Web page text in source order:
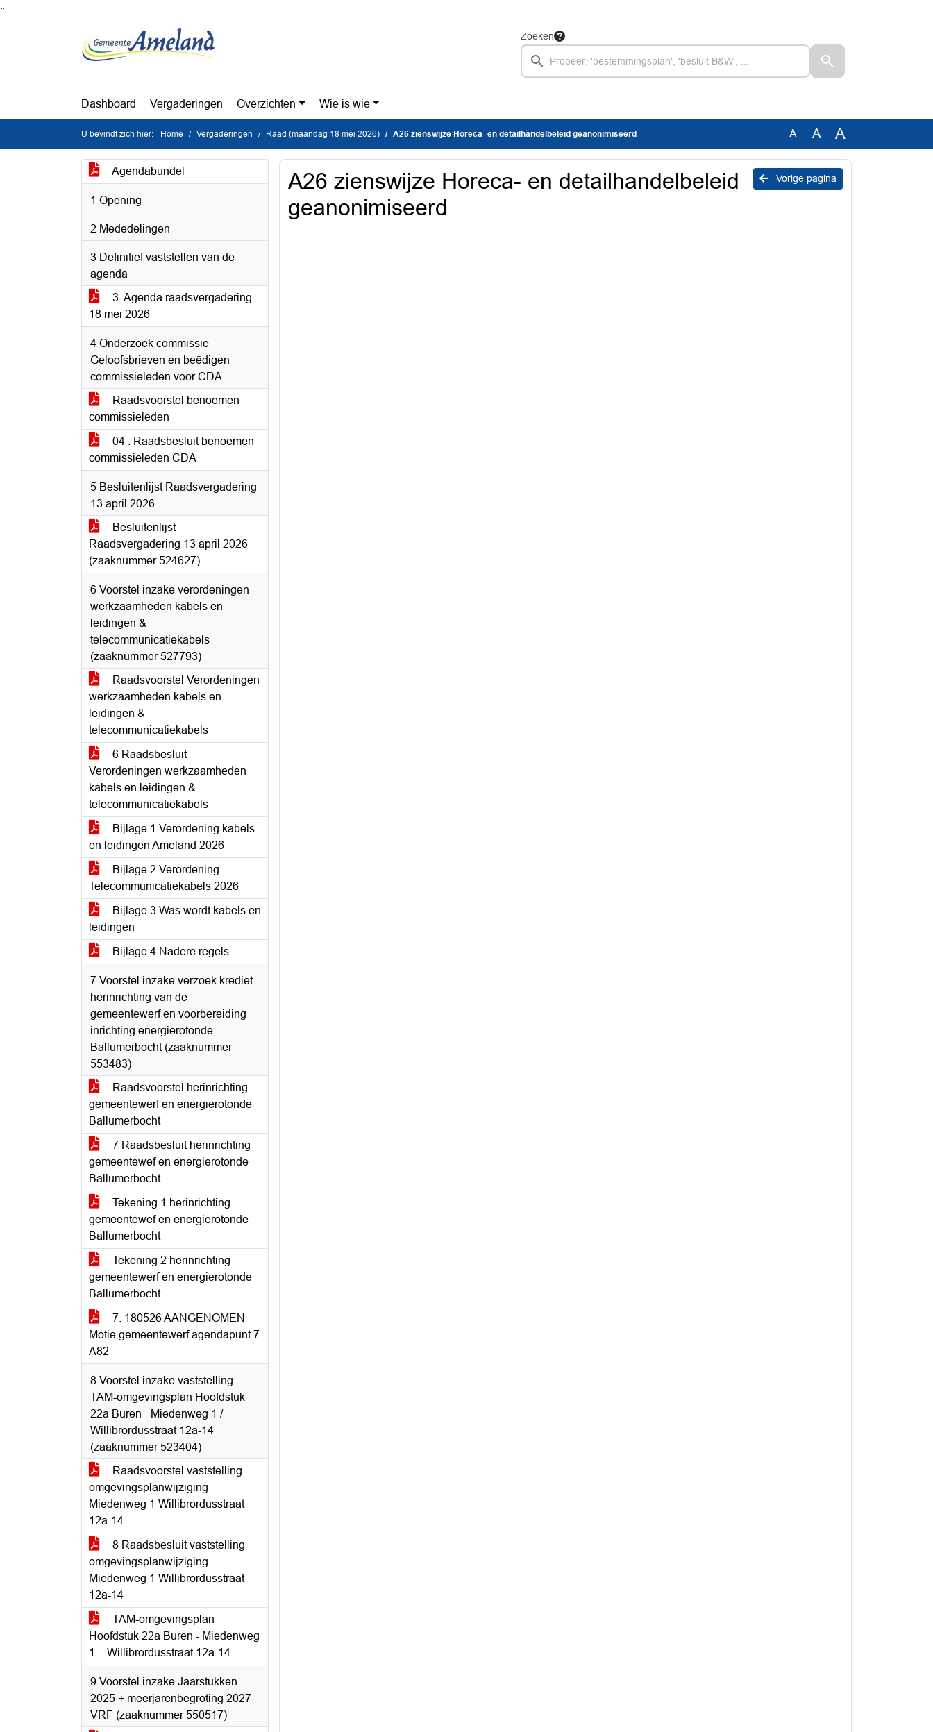
Zoeken
Dashboard Vergaderingen Overzichten Wie is wie
U bevindt zich hier: Home Vergaderingen Raad (maandag 18 mei 2026) A26 zienswijze Horeca- en detailhandelbeleid geanonimiseerd A A A
Agendabundel
1 Opening
2 Mededelingen
3 Definitief vaststellen van de
agenda
3. Agenda raadsvergadering
18 mei 2026
4 Onderzoek commissie
Geloofsbrieven en beëdigen
commissieleden voor CDA
Raadsvoorstel benoemen
commissieleden
04 . Raadsbesluit benoemen
commissieleden CDA
5 Besluitenlijst Raadsvergadering
13 april 2026
Besluitenlijst
Raadsvergadering 13 april 2026
(zaaknummer 524627)
6 Voorstel inzake verordeningen
werkzaamheden kabels en
leidingen &
telecommunicatiekabels
(zaaknummer 527793)
Raadsvoorstel Verordeningen
werkzaamheden kabels en
leidingen &
telecommunicatiekabels
6 Raadsbesluit
Verordeningen werkzaamheden
kabels en leidingen &
telecommunicatiekabels
Bijlage 1 Verordening kabels
en leidingen Ameland 2026
Bijlage 2 Verordening
Telecommunicatiekabels 2026
Bijlage 3 Was wordt kabels en
leidingen
Bijlage 4 Nadere regels
7 Voorstel inzake verzoek krediet
herinrichting van de
gemeentewerf en voorbereiding
inrichting energierotonde
Ballumerbocht (zaaknummer
553483)
Raadsvoorstel herinrichting
gemeentewerf en energierotonde
Ballumerbocht
7 Raadsbesluit herinrichting
gemeentewef en energierotonde
Ballumerbocht
Tekening 1 herinrichting
gemeentewef en energierotonde
Ballumerbocht
Tekening 2 herinrichting
gemeentewerf en energierotonde
Ballumerbocht
7. 180526 AANGENOMEN
Motie gemeentewerf agendapunt 7
A82
8 Voorstel inzake vaststelling
TAM-omgevingsplan Hoofdstuk
22a Buren - Miedenweg 1 /
Willibrordusstraat 12a-14
(zaaknummer 523404)
Raadsvoorstel vaststelling
omgevingsplanwijziging
Miedenweg 1 Willibrordusstraat
12a-14
8 Raadsbesluit vaststelling
omgevingsplanwijziging
Miedenweg 1 Willibrordusstraat
12a-14
TAM-omgevingsplan
Hoofdstuk 22a Buren - Miedenweg
1 _ Willibrordusstraat 12a-14
9 Voorstel inzake Jaarstukken
2025 + meerjarenbegroting 2027
VRF (zaaknummer 550517)
Vorige pagina
A26 zienswijze Horeca- en detailhandelbeleid
geanonimiseerd